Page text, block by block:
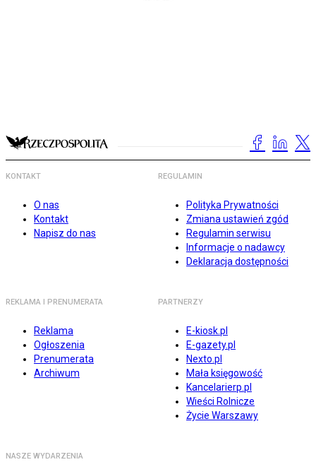
KONTAKT
O nas
Kontakt
Napisz do nas
REGULAMIN
Polityka Prywatności
Zmiana ustawień zgód
Regulamin serwisu
Informacje o nadawcy
Deklaracja dostępności
REKLAMA I PRENUMERATA
Reklama
Ogłoszenia
Prenumerata
Archiwum
PARTNERZY
E-kiosk.pl
E-gazety.pl
Nexto.pl
Mała księgowość
Kancelarierp.pl
Wieści Rolnicze
Życie Warszawy
NASZE WYDARZENIA